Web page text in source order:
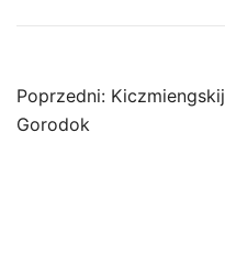
Nawigacja
wpisu
Poprzedni: Kiczmiengskij
Gorodok